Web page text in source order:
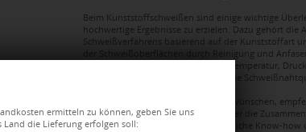
Beim Kunststoffschweißen sind einige wichtige
hochwertige Ergebnisse zu erzielen. Dazu gehört die
Schweißverfahrens basierend auf der Kunststoffart
der Schweißoberflächen durch Reinigung und
müssen die Schweißparameter wie Temperatur,
kontrolliert werden, um eine optimale
Wenn Sie professionelle Ergebnisse wünschen,
erfahrenen Kunststoffschweißers oder die
Unternehmen, die über das erforderliche Know-